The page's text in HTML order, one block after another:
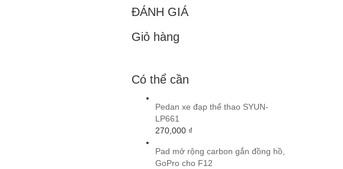
ĐÁNH GIÁ
Giỏ hàng
Có thể cần
Pedan xe đạp thể thao SYUN-
LP661
270,000 ₫
Pad mở rộng carbon gắn đồng hồ,
GoPro cho F12